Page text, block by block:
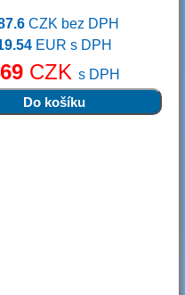
CZK bez DPH
EUR s DPH
CZK s DPH